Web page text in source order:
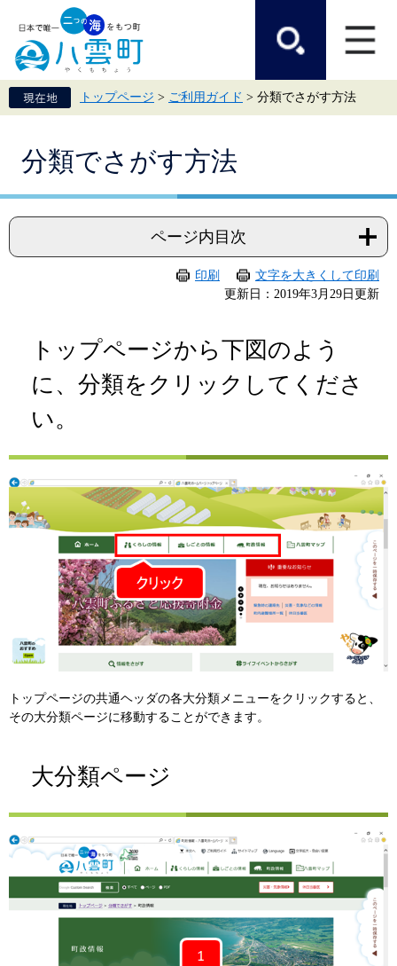
頭
で
す。
飛
ば
し
トップページ > ご利用ガイド > 分類でさがす方法
分類でさがす方法
ページ内目次
印刷
文字を大きくして印刷
更新日：2019年3月29日更新
トップページから下図のよう
に、分類をクリックしてくださ
い。
トップページの共通ヘッダの各大分類メニューをクリックすると、
その大分類ページに移動することができます。
大分類ページ